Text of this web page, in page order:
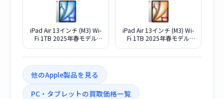
iPad Air 13インチ (M3) Wi-
Fi 1TB 2025年春モデル
iPad Air 13インチ (M3) Wi-
Fi 1TB 2025年春モデル
他のApple製品を見る
PC・タブレットの買取価格一覧